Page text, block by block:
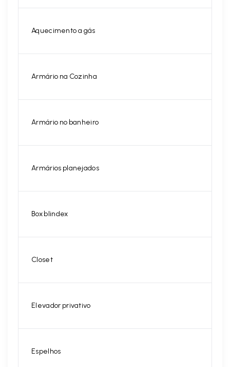
Aquecimento a gás
Armário na Cozinha
Armário no banheiro
Armários planejados
Box blindex
Closet
Elevador privativo
Espelhos